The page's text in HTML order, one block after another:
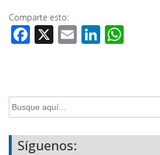
Comparte esto:
Facebook
X EmailLinkedIn
Buscar:
Síguenos: